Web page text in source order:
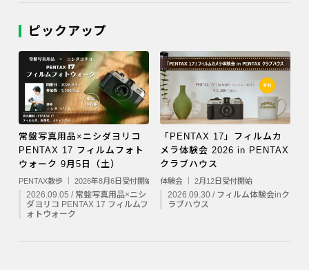
ピックアップ
常盤写真用品×ニシダヨリコ
PENTAX 17 フィルムフォト
ウォーク 9月5日（土）
PENTAX散歩 ｜ 2026年8月6日受付開始
2026.09.05 / 常盤写真用品×ニシ
ダヨリコ PENTAX 17 フィルムフ
ォトウォーク
「PENTAX 17」フィルムカ
メラ体験会 2026 in PENTAX
クラブハウス
体験会 ｜ 2月12日受付開始
2026.09.30 / フィルム体験会inク
ラブハウス